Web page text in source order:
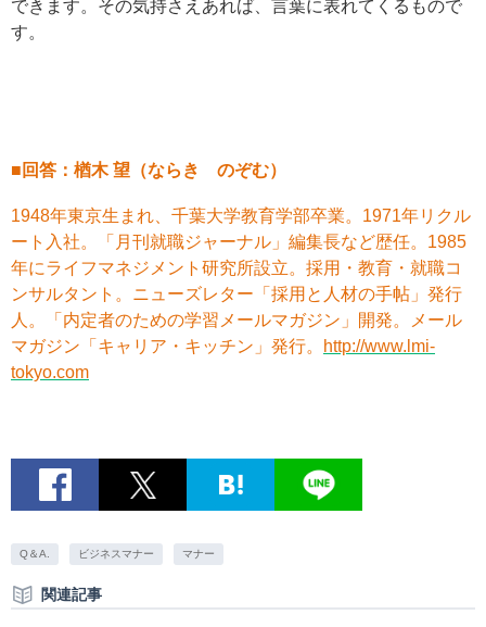
できます。その気持さえあれば、言葉に表れてくるもので
す。
■回答：楢木 望（ならき のぞむ）
1948年東京生まれ、千葉大学教育学部卒業。1971年リクル
ート入社。「月刊就職ジャーナル」編集長など歴任。1985
年にライフマネジメント研究所設立。採用・教育・就職コ
ンサルタント。ニューズレター「採用と人材の手帖」発行
人。「内定者のための学習メールマガジン」開発。メール
マガジン「キャリア・キッチン」発行。
http://www.lmi-
tokyo.com
Q＆A. ビジネスマナー マナー
関連記事